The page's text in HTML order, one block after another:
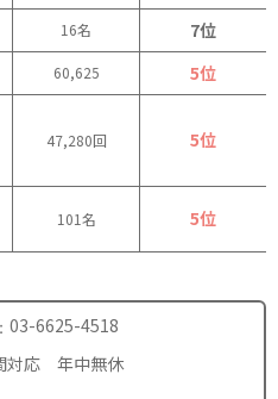
16名 7位
60,625 5位
47,280回 5位
101名 5位
03-6625-4518
対応 年中無休